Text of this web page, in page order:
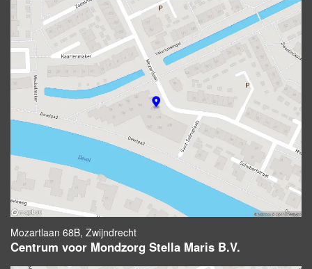
Mozartlaan 68B, Zwijndrecht
Centrum voor Mondzorg Stella Maris B.V.